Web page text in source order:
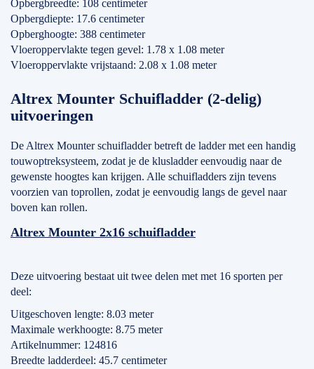
Opbergbreedte: 108 centimeter
Opbergdiepte: 17.6 centimeter
Opberghoogte: 388 centimeter
Vloeroppervlakte tegen gevel: 1.78 x 1.08 meter
Vloeroppervlakte vrijstaand: 2.08 x 1.08 meter
Altrex Mounter Schuifladder (2-delig)
uitvoeringen
De Altrex Mounter schuifladder betreft de ladder met een handig
touwoptreksysteem, zodat je de klusladder eenvoudig naar de
gewenste hoogtes kan krijgen. Alle schuifladders zijn tevens
voorzien van toprollen, zodat je eenvoudig langs de gevel naar
boven kan rollen.
Altrex Mounter 2x16 schuifladder
Deze uitvoering bestaat uit twee delen met met 16 sporten per
deel:
Uitgeschoven lengte: 8.03 meter
Maximale werkhoogte: 8.75 meter
Artikelnummer: 124816
Breedte ladderdeel: 45.7 centimeter